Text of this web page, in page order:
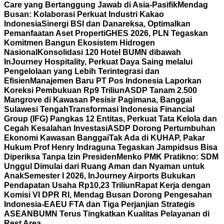
Care yang Bertanggung Jawab di Asia-PasifikMendag
Busan: Kolaborasi Perkuat Industri Kakao
IndonesiaSinergi BSI dan Danareksa, Optimalkan
Pemanfaatan Aset PropertiGHES 2026, PLN Tegaskan
Komitmen Bangun Ekosistem Hidrogen
Nasional Konsolidasi 120 Hotel BUMN dibawah
InJourney Hospitality, Perkuat Daya Saing melalui
Pengelolaan yang Lebih Terintegrasi dan
Efisien Manajemen Baru PT Pos Indonesia Laporkan
Koreksi Pembukuan Rp9 TriliunASDP Tanam 2.500
Mangrove di Kawasan Pesisir Pagimana, Banggai
Sulawesi TengahTransformasi Indonesia Financial
Group (IFG) Pangkas 12 Entitas, Perkuat Tata Kelola dan
Cegah Kesalahan InvestasiASDP Dorong Pertumbuhan
Ekonomi Kawasan BanggaiTak Ada di KUHAP, Pakar
Hukum Prof Henry Indraguna Tegaskan Jampidsus Bisa
Diperiksa Tanpa Izin Presiden Menko PMK Pratikno: SDM
Unggul Dimulai dari Ruang Aman dan Nyaman untuk
AnakSemester I 2026, InJourney Airports Bukukan
Pendapatan Usaha Rp10,23 Triliun Rapat Kerja dengan
Komisi VI DPR RI, Mendag Busan Dorong Pengesahan
Indonesia-EAEU FTA dan Tiga Perjanjian Strategis
ASEAN BUMN Terus Tingkatkan Kualitas Pelayanan di